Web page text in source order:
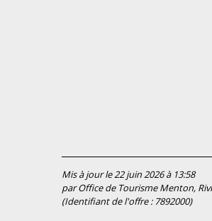
Mis à jour le 22 juin 2026 à 13:58
par Office de Tourisme Menton,
(Identifiant de l'offre : 7892000)